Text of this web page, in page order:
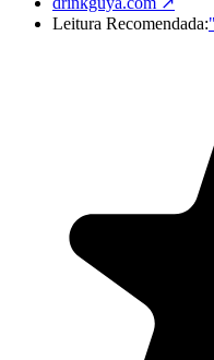
Leitura Recomendada: